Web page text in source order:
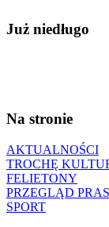
Już niedługo
Na stronie
AKTUALNOŚCI
TROCHĘ
FELIETONY
PRZEGLĄD
SPORT